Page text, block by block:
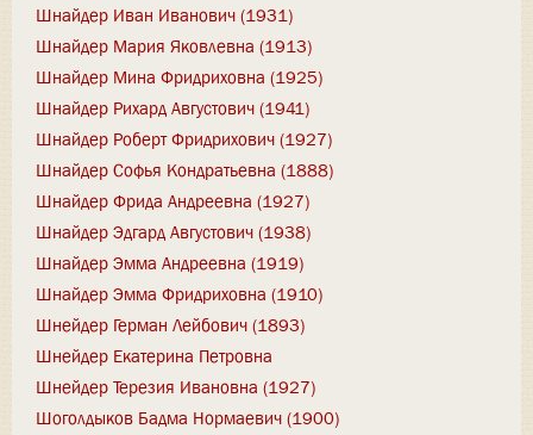
Шнайдер Иван Иванович (1931)
Шнайдер Мария Яковлевна (1913)
Шнайдер Мина Фридриховна (1925)
Шнайдер Рихард Августович (1941)
Шнайдер Роберт Фридрихович (1927)
Шнайдер Софья Кондратьевна (1888)
Шнайдер Фрида Андреевна (1927)
Шнайдер Эдгард Августович (1938)
Шнайдер Эмма Андреевна (1919)
Шнайдер Эмма Фридриховна (1910)
Шнейдер Герман Лейбович (1893)
Шнейдер Екатерина Петровна
Шнейдер Терезия Ивановна (1927)
Шоголдыков Бадма Нормаевич (1900)